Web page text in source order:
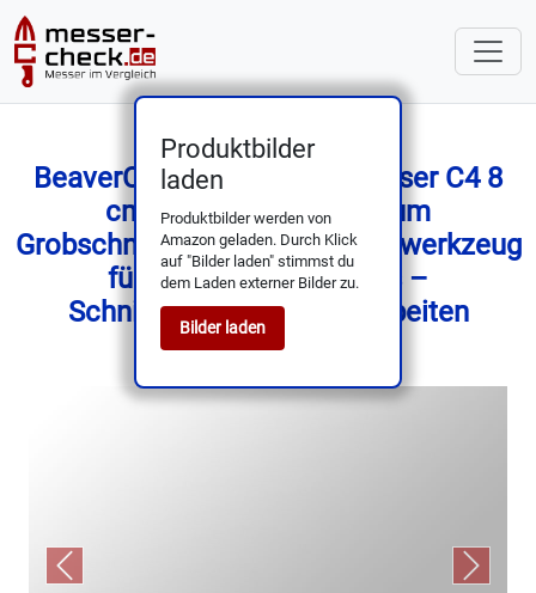
Produktbilder
laden
Produktbilder werden von
Amazon geladen. Durch Klick
auf "Bilder laden" stimmst du
dem Laden externer Bilder zu.
Bilder laden
BeaverCraft Holzschnitzmesser C4 8
cm – Schnitzmesser zum
Grobschnitzen – Löffelschnitzwerkzeug
für Anfänger und Profis –
Schnitzmesser für Holzarbeiten
Previous Next